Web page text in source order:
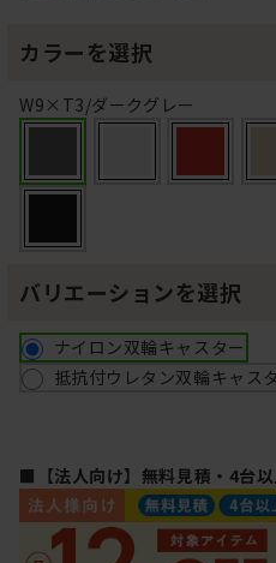
カラーを選択
W9×T3/ダークグレー
バリエーションを選択
ナイロン双輪キャスター
抵抗付ウレタン双輪キャス
■【法人向け】無料見積・4台